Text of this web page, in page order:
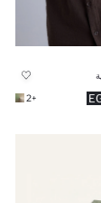
+2